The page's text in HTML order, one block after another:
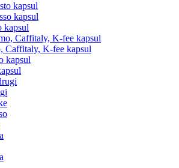
kapsul
kapsul
Caffitaly, K-fee kapsul